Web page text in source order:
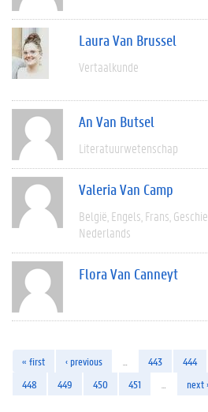
Laura Van Brussel
Vertaalkunde
An Van Butsel
Literatuurwetenschap
Valeria Van Camp
België Engels Frans
Nederlands
Flora Van Canneyt
« first ‹ previous 443 444
448
449 450 451 next ›